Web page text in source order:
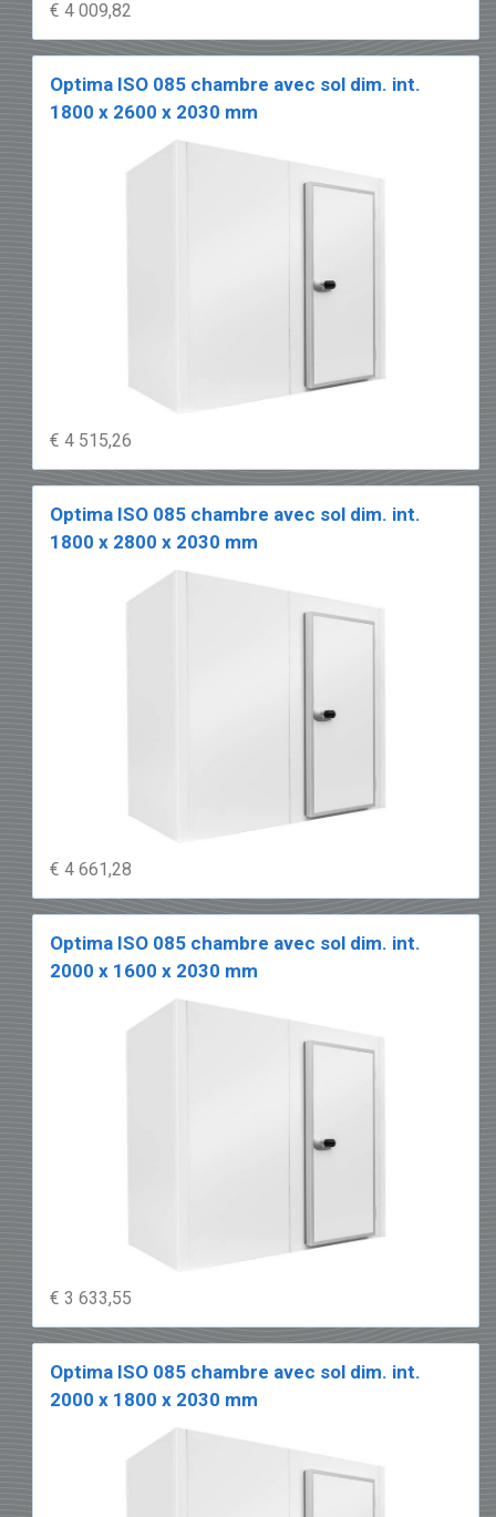
€ 4 009,82
Optima ISO 085 chambre avec sol dim. int.
1800 x 2600 x 2030 mm
€ 4 515,26
Optima ISO 085 chambre avec sol dim. int.
1800 x 2800 x 2030 mm
€ 4 661,28
Optima ISO 085 chambre avec sol dim. int.
2000 x 1600 x 2030 mm
€ 3 633,55
Optima ISO 085 chambre avec sol dim. int.
2000 x 1800 x 2030 mm